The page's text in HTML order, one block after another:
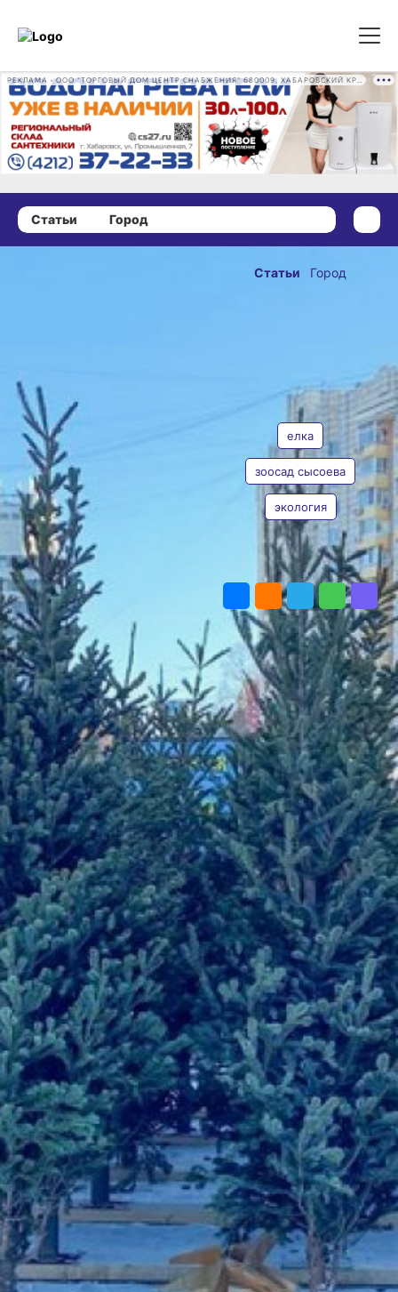
Статьи Город
всегда преследовала грусть
от того, что зелёную красавицу
нужно выбрасывать как мусор.
Но теперь те, кто использует
живую ёлку и хотят от неё
избавиться, могут отдать её
на корм животным зоосада
по адресу: село Воронежское-2,
Молодёжная улица, дом номер
18. Там будут очень рады
зелёным витаминам и примут
их у всех желающих. Срок
приёма с 16 по 30 января,
с 10:00 до 18:00. Ёлочки можно
сдать либо в руки работникам
зоосада, либо оставить
в специальном контейнере
возле нижнего шлагбаума.
Если по каким-то причинам
ехать до зоосада несподручно,
старые ёлки можно принести
в пункты приёма на улице
Калараша, дом 13 (ТСЖ
«Благо»). Там хвойное
вторсырьё будут принимать
с 14 по 31 января. Только
перед сдачей деревца нужно
обязательно очистить от всего
постороннего. Иначе даже
какая-то одна нитка,
оставленная
по невнимательности на зелёной
ветке, может очень навредить
животному.
В Комсомольске тоже можно
сдать ёлку, начиная с 9 января
в зооцентр «Питон». Время
работы пункта приёма с десяти
утра до восьми вечера. А
в Амурске это доброе дело
можно сделать сразу
по нескольким адресам:
Ботанический сад по улице
Школьной, 11; Детский
экологический центр
«Натуралист» (проспект
Строителей, 35); и —
заповедник «Болоньский»
(Амурская, 14). Тут сроки
приёма установлены с 10 по 20
января.
В ТЕМУ:
Как правильно расстаться
с новогодней елкой
Статьи Город
ТЕГИ
елка
зоосад сысоева
экология
ПОДЕЛИТЬСЯ